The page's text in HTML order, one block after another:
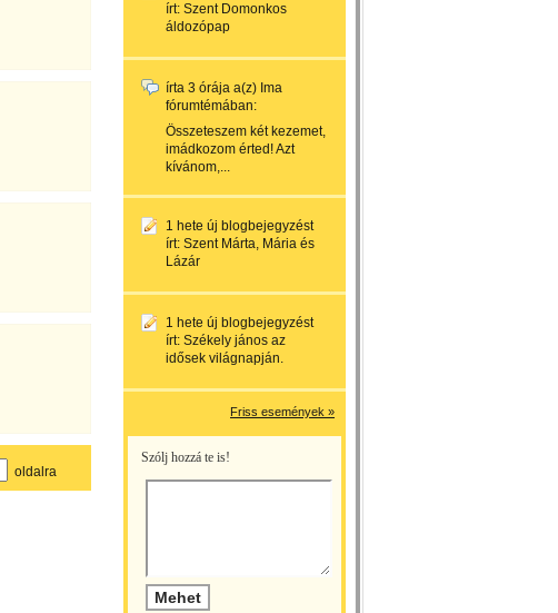
oldalra
írt: Szent Domonkos
áldozópap
írta 3 órája a(z) Ima
fórumtémában:
Összeteszem két kezemet,
imádkozom érted! Azt
kívánom,...
1 hete új blogbejegyzést
írt: Szent Márta, Mária és
Lázár
1 hete új blogbejegyzést
írt: Székely jános az
idősek világnapján.
Friss események »
Szólj hozzá te is!